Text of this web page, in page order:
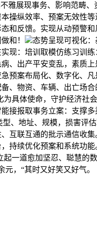
展现事务、影响范畴
纵效率、预案无效性
反馈。实现从动预警
和！
态势呈现可视化
现：培训取模仿练习训
出产平安变乱，素质
案布局化、数字化、
物资、车辆、出亡场
具体使命，守护经济社
报取事务立案：支撑
、地址、规模，损害
互联互通的批示通信收
续优化预案和系统功
一道愈加坚忍、聪慧
，“其时又好笑又好气。